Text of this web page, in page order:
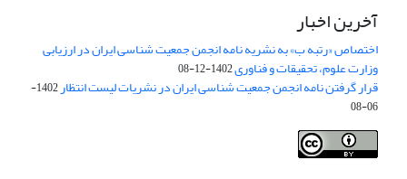
آخرین اخبار
اختصاص «رتبه ب» به نشریه نامه انجمن جمعیت شناسی ایران در ارزیابی
وزارت علوم، تحقیقات و فناوری1402-12-08
قرار گرفتن نامه انجمن جمعیت شناسی ایران در نشریات لیست انتظار
1402-
06-08